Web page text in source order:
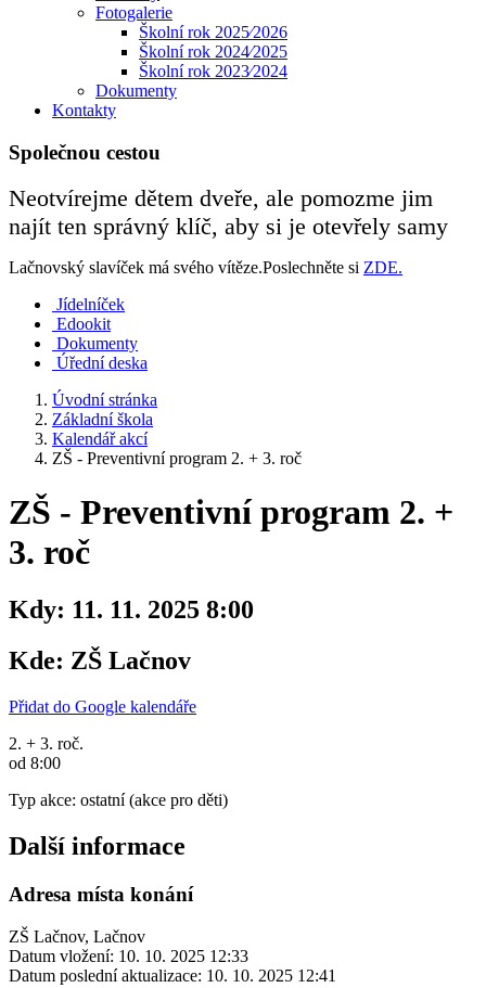
Fotogalerie
Školní rok 2025⁄2026
Školní rok 2024⁄2025
Školní rok 2023⁄2024
Dokumenty
Kontakty
Společnou cestou
Neotvírejme dětem dveře, ale pomozme jim
najít ten správný klíč, aby si je otevřely samy
Lačnovský slavíček má svého vítěze.Poslechněte si ZDE.
Jídelníček
Edookit
Dokumenty
Úřední deska
Úvodní stránka
Základní škola
Kalendář akcí
ZŠ - Preventivní program 2. + 3. roč
ZŠ - Preventivní program 2. +
3. roč
Kdy: 11. 11. 2025 8:00
Kde: ZŠ Lačnov
Přidat do Google kalendáře
2. + 3. roč.
od 8:00
Typ akce: ostatní (akce pro děti)
Další informace
Adresa místa konání
ZŠ Lačnov, Lačnov
Datum vložení: 10. 10. 2025 12:33
Datum poslední aktualizace: 10. 10. 2025 12:41